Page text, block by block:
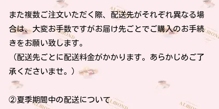
また複数ご注文いただく際、配送先がそれぞれ異なる場
合は、大変お手数ですがお届け先ごとでご購入のお手続
きをお願い致します。
（配送先ごとに配送料金がかかります。あらかじめご了
承くださいませ。）
②夏季期間中の配送について